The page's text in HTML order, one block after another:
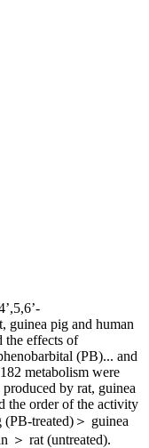
guinea pig and human
the effects of
(PB)... and
metabolism were
by rat, guinea
the order of the activity
treated)＞ guinea
＞ rat (untreated).